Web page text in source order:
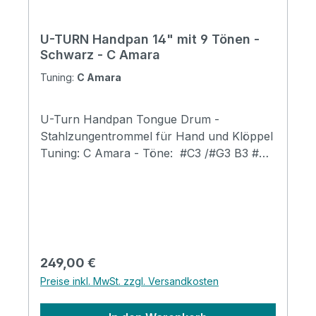
U-TURN Handpan 14" mit 9 Tönen -
Schwarz - C Amara
Tuning: C Amara
U-Turn Handpan Tongue Drum -
Stahlzungentrommel für Hand und Klöppel
Tuning: C Amara - Töne: #C3 /#G3 B3 #C4
wird aus hochwertigem Nitrierstahl
hergestellt. Je höher die Härte, desto heller
der Oberton und die dicke und ätherische
Regulärer Preis:
249,00 €
Preise inkl. MwSt. zzgl. Versandkosten